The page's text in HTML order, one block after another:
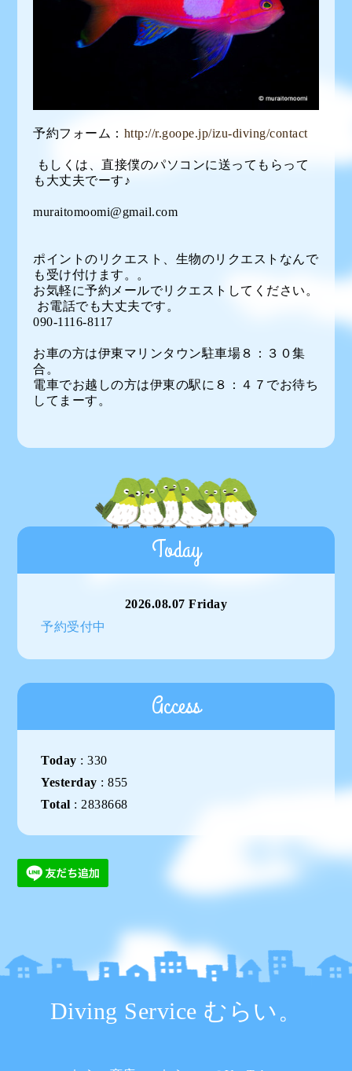
予約フォーム： http://r.goope.jp/izu-diving/contact
もしくは、直接僕のパソコンに送ってもらって
も大丈夫でーす♪
muraitomoomi@gmail.com
ポイントのリクエスト、生物のリクエストなんで
も受け付けます。。
お気軽に予約メールでリクエストしてください。
お電話でも大丈夫です。
090-1116-8117
お車の方は伊東マリンタウン駐車場８：３０集
合。
電車でお越しの方は伊東の駅に８：４７でお待ち
してまーす。
Today
2026.08.07 Friday
予約受付中
Access
Today :330
Yesterday :855
Total : 2838668
Diving Service むらい。